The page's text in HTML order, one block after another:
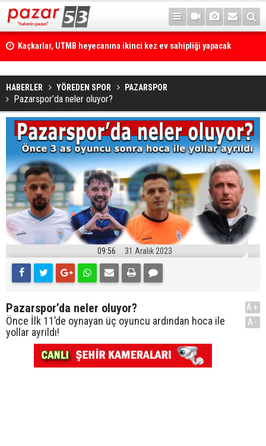
Kaçkarlar, UTMB heyecanına ikinci kez ev sahipliği yapacak
HABERLER YÖREDEN SPOR PAZARSPOR
Pazarspor’da neler oluyor?
09:56 31 Aralık 2023
Pazarspor’da neler oluyor?
Önce İlk 11’de oynayan üç oyuncu ardından hoca ile
yollar ayrıldı!
A+
A-